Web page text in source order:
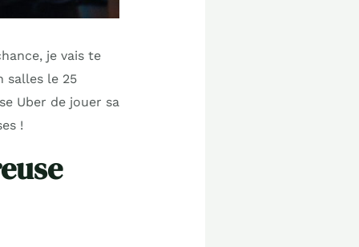
je vais te
salles le 25
Uber de jouer sa
!